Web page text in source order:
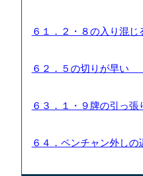
６１．２・８の入り混
６２．５の切りが早い
６３．１・９牌の引っ
６４．ペンチャン外し